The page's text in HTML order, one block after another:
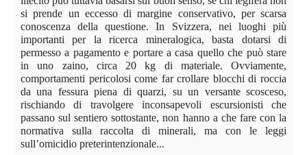
si prende un eccesso di margine conservativo, per scarsa
conoscenza della questione. In Svizzera, nei luoghi più
importanti per la ricerca mineralogica, basta dotarsi di
permesso a pagamento e portare a casa quello che può stare
in uno zaino, circa 20 kg di materiale. Ovviamente,
comportamenti pericolosi come far crollare blocchi di roccia
da una fessura piena di quarzi, su un versante scosceso,
rischiando di travolgere inconsapevoli escursionisti che
passano sul sentiero sottostante, non hanno a che fare con la
normativa sulla raccolta di minerali, ma con le leggi
sull’omicidio preterintenzionale...